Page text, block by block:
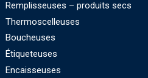
Remplisseuses – produits secs
Thermoscelleuses
Boucheuses
Étiqueteuses
Encaisseuses